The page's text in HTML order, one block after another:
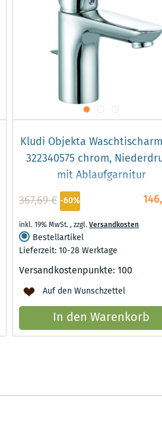
Kludi Objekta
322340575 chrom,
mit Ablaufgarnitur
367,69 € -60%
inkl. 19% MwSt.,zzgl.Versandkosten
Bestellartikel
Lieferzeit: 10-28 Werktage
Versandkostenpunkte: 100
Auf den Wunschzettel
In den Warenkorb